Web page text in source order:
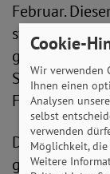
Februar.
symbolisiert
gewürdigte,
Sorgearbeit,
Frauen leisten.
Der Equal
Cookie-
Wir verwenden
Ihnen einen
Analysen
selbst
verwenden
Möglichkeit,
Weitere